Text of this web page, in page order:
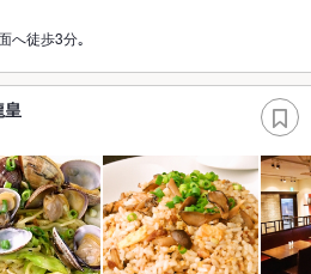
へ徒歩3分｡